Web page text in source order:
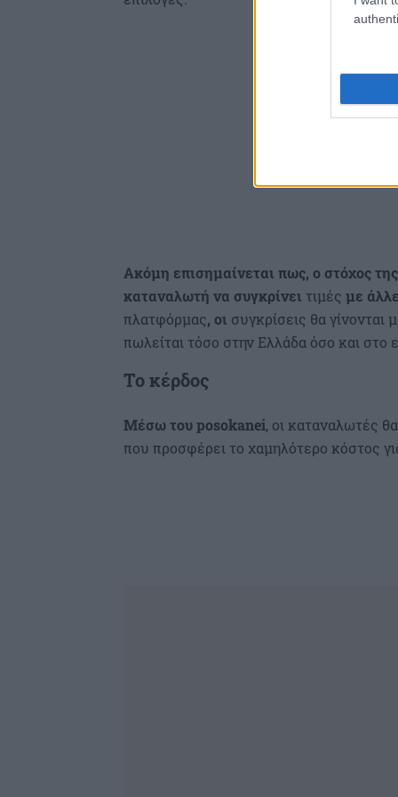
Ακόμη επισημαίνεται πως, ο στόχος
καταναλωτή να συγκρίνει τιμές με
πλατφόρμας, οι συγκρίσεις θα
πωλείται τόσο στην Ελλάδα όσο και στο
Το κέρδος
Μέσω του posokanei, οι καταναλωτές
που προσφέρει το χαμηλότερο κόστος